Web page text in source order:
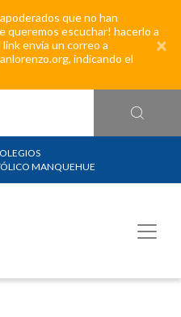
que no han
queremos escuchar! hacerlo a
envía un correo a
indicando el
×
MANQUEHUE